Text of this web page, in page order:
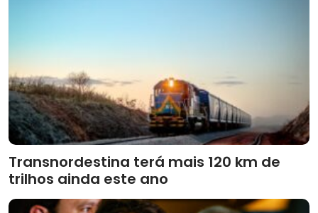
Transnordestina terá mais 120 km de
trilhos ainda este ano